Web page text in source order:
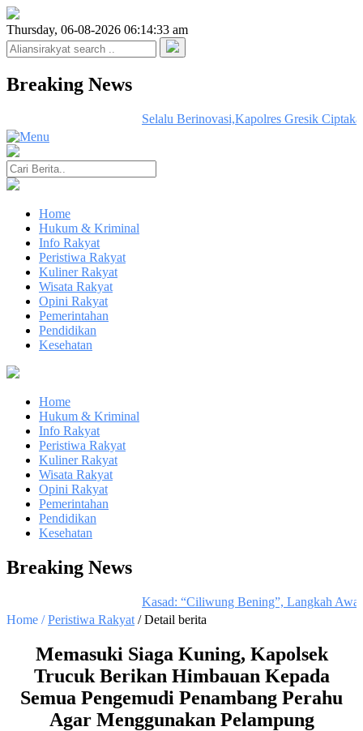
Thursday, 06-08-2026 06:14:33 am
Breaking News
Selalu Berinovasi,Kapolres Gresik
Home
Hukum & Kriminal
Info Rakyat
Peristiwa Rakyat
Kuliner Rakyat
Wisata Rakyat
Opini Rakyat
Pemerintahan
Pendidikan
Kesehatan
Home
Hukum & Kriminal
Info Rakyat
Peristiwa Rakyat
Kuliner Rakyat
Wisata Rakyat
Opini Rakyat
Pemerintahan
Pendidikan
Kesehatan
Breaking News
Kasad: “Ciliwung Bening”, Langkah Awal
Home /Peristiwa Rakyat / Detail berita
Memasuki Siaga Kuning, Kapolsek
Trucuk Berikan Himbauan Kepada
Semua Pengemudi Penambang Perahu
Agar Menggunakan Pelampung